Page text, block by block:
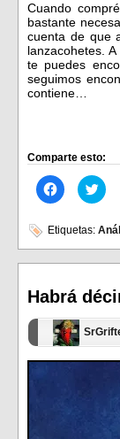
Cuando
bastante
cuenta de que
lanzacohetes.
te puedes
seguimos
contiene…
Comparte esto:
Haz
clic
en
Facebook
(Se
abre
ventana
nueva)
Haz
clic
en
(Se
Etiquetas:
Habrá